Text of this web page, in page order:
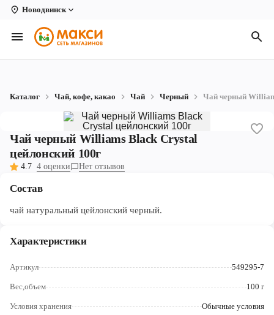
Новодвинск
Вологда
Архангельск
Кирово-Чепецк
Коряжма
Новодвинск
Ярославль
Каталог Чай, кофе, какао Чай Черный Чай черный
Чай черный Williams Black Crystal
цейлонский 100г
4.7 4 оценки Нет отзывов
Состав
чай натуральный цейлонский черный.
Характеристики
Артикул 549295-7
Вес,объем 100 г
Условия хранения Обычные условия